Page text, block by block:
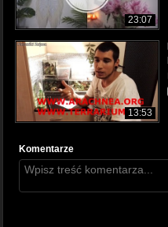
23:07
13:53
Komentarze